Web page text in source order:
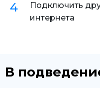
Подключить
интернета
В